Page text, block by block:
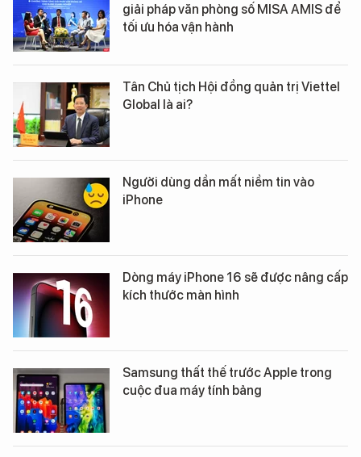
giải pháp văn phòng số MISA AMIS để
tối ưu hóa vận hành
Tân Chủ tịch Hội đồng quản trị Viettel
Global là ai?
Người dùng dần mất niềm tin vào
iPhone
Dòng máy iPhone 16 sẽ được nâng cấp
kích thước màn hình
Samsung thất thế trước Apple trong
cuộc đua máy tính bảng